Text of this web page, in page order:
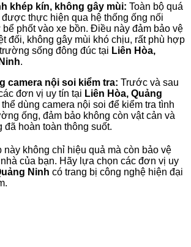
khép kín, không gây mùi: Toàn bộ quá
được thực hiện qua hệ thống ống nối
bể phốt vào xe bồn. Điều này đảm bảo vệ
đối, không gây mùi khó chịu, rất phù hợp
sống đông đúc tại Liên Hòa,
.
camera nội soi kiểm tra: Trước và sau
đơn vị uy tín tại Liên Hòa, Quảng
thể dùng camera nội soi để kiểm tra tình
ống, đảm bảo không còn vật cản và
đã hoàn toàn thông suốt.
không chỉ hiệu quả mà còn bảo vệ
của bạn. Hãy lựa chọn các đơn vị uy
Ninh có trang bị công nghệ hiện đại